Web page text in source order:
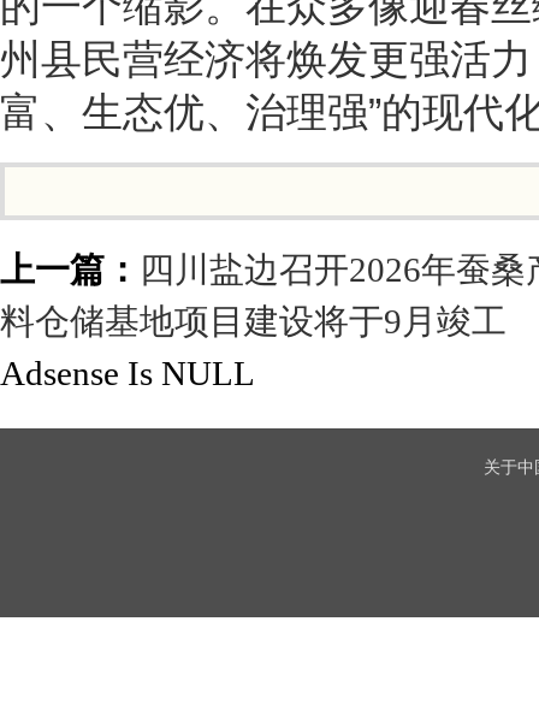
州县民营经济将焕发更强活
富、生态优、治理强”的现代
上一篇： 四川盐边召开2026年蚕
料仓储基地项目建设将于9月竣工
Adsense Is NULL
关于中